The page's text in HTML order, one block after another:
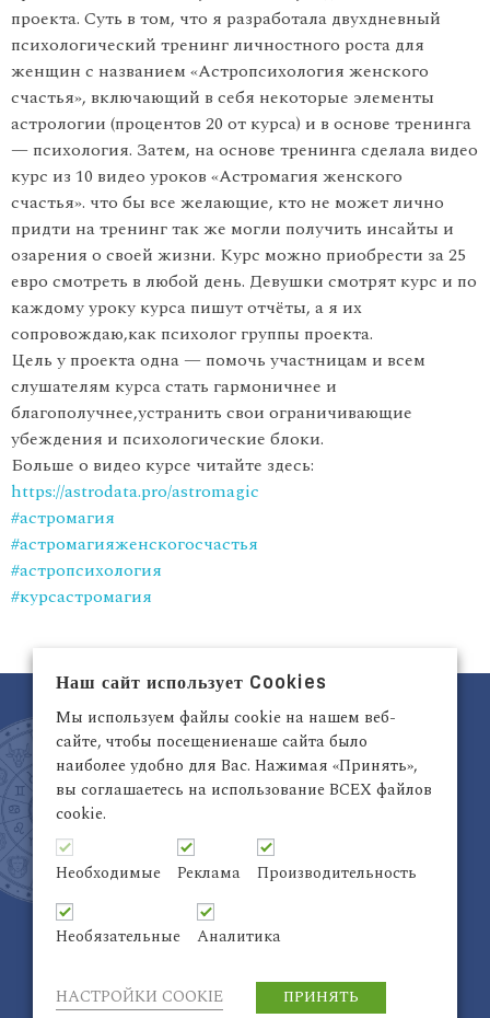
проекта. Суть в том, что я разработала двухдневный
психологический тренинг личностного роста для
женщин с названием «Астропсихология женского
счастья», включающий в себя некоторые элементы
астрологии (процентов 20 от курса) и в основе тренинга
— психология. Затем, на основе тренинга сделала видео
курс из 10 видео уроков «Астромагия женского
счастья». что бы все желающие, кто не может лично
придти на тренинг так же могли получить инсайты и
озарения о своей жизни. Курс можно приобрести за 25
евро смотреть в любой день. Девушки смотрят курс и по
каждому уроку курса пишут отчёты, а я их
сопровождаю,как психолог группы проекта.
Цель у проекта одна — помочь участницам и всем
слушателям курса стать гармоничнее и
благополучнее,устранить свои ограничивающие
убеждения и психологические блоки.
Больше о видео курсе читайте здесь:
https://astrodata.pro/astromagic
#астромагия
#астромагияженскогосчастья
#астропсихология
#курсастромагия
Латвия, Рига,
Электронный адрес:
info@astrodata.lv
ASTRODATA Copyrite © 2021 | Designed by
Inter@ktiv| Chart by
Наш сайт использует Cookies
Мы используем файлы cookie на нашем веб-
сайте, чтобы посещениенаше сайта было
наиболее удобно для Вас. Нажимая «Принять»,
вы соглашаетесь на использование ВСЕХ файлов
cookie.
Необходимые Реклама Производительность
Необязательные Аналитика
НАСТРОЙКИ COOKIE ПРИНЯТЬ